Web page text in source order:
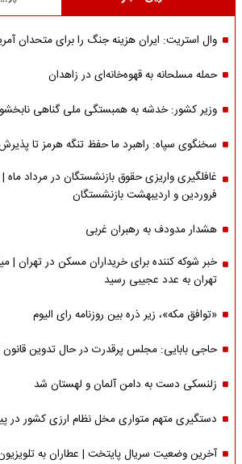
وال استریت: ایران هزینه جنگ را برای متحدان
حمله مسلحانه به قهوه‌خانه‌ای در زاهدان
وزیر کشور: خدشه به همبستگی ملی گناهی
سخنگوی سپاه: راهبرد ما حفظ تنگه هرمز تا
غافلگیری واریزی حقوق بازنشستگان در مرداد
فروردین و اردیبهشت بازنشستگان
هشدار مدودف به رهبران غربی
خبر شوکه کننده برای خریداران مسکن در تهران |
تهران به عدد عجیبی رسید
«توافق مکه»، زیر ذره بین روزنامه رای الیوم
حاجی بابایی: مجلس پرقدرت در حال تدوین
زلنسکی دست به دامن آلمان و لهستان شد
دستگیری متهم متواری مخل نظام ارزی کشور در
آخرین وضعیت سریال پایتخت | عطاران به